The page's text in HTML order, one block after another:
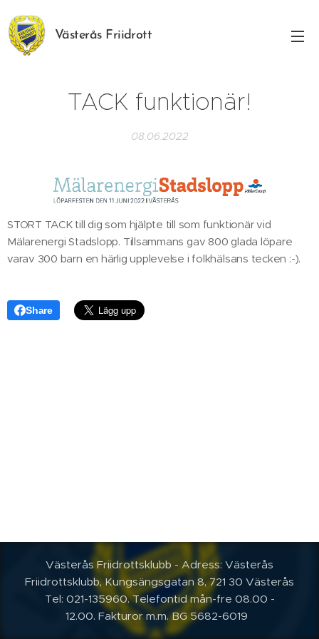
Västerås Friidrott
TACK funktionär!
08.06.2022
STORT TACK till dig som hjälpte till som funktionär vid
Mälarenergi Stadslopp. Tillsammans gav 800 glada löpare
varav 300 barn en härlig upplevelse i folkhälsans tecken :-).
Share
Västerås Friidrottsklubb - Adress: Västerås
Friidrottsklubb, Kungsängsgatan 8, 721 30 Västerås
Tel: 021-135960. Telefontid mån-fre 08.00 -
12.00. Fakturor m.m. BG 5682-6019